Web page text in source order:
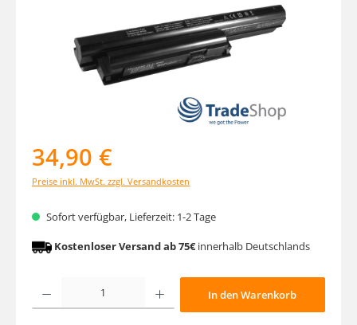
34,90 €
Preise inkl. MwSt. zzgl. Versandkosten
Sofort verfügbar, Lieferzeit: 1-2 Tage
Kostenloser Versand ab 75€innerhalb Deutschlands
Produkt Anzahl: Gib den gewünschten Wert ein oder benutze die
In den Warenkorb